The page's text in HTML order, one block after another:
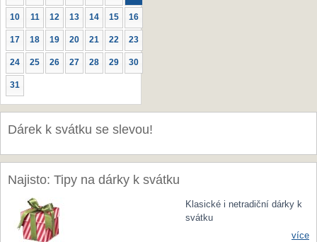
10 11 12 13 14 15 16
17 18 19 20 21 22 23
24 25 26 27 28 29 30
31
Dárek k svátku se slevou!
Najisto: Tipy na dárky k svátku
Klasické i netradiční dárky k
svátku
více